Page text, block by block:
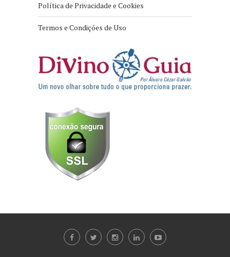
Política de Privacidade e Cookies
Termos e Condições de Uso